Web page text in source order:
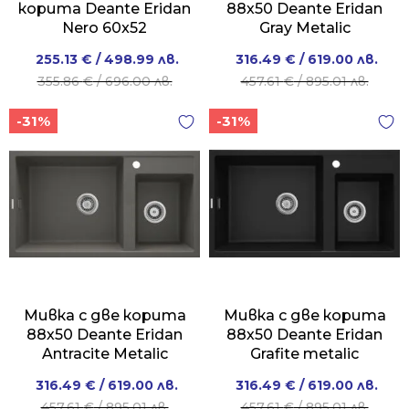
корита Deante Eridan
Nero 60x52
355.86€/ 696.00 лв.
Original
price
696.00 лв..
255.13 € / 498.99 лв.
Current
price
498.99 лв..
88х50 Deante Eridan
Gray Metalic
457.61€/ 895.01 лв.
Original
price
/
895.01 лв..
316.49 € / 619.00 лв.
Current
price
/
619.00 лв..
-31%
Мивка с две корита
88х50 Deante Eridan
Antracite Metalic
Original
316.49 € / 619.00 лв.
Current
-31%
Мивка с две корита
88х50 Deante Eridan
Grafite metalic
Original
316.49 € / 619.00 лв.
Current